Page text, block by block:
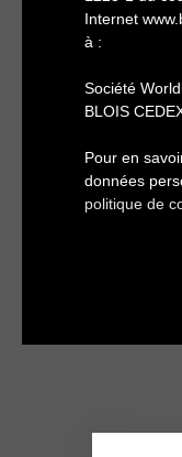
Internet
à :
Société
BLOIS
Pour en
données
politique de